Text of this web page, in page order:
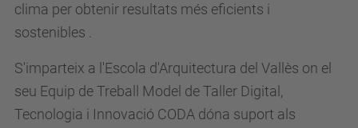
clima per obtenir resultats més eficients i
sostenibles .
S'imparteix a l'Escola d'Arquitectura del Vallès on el
seu Equip de Treball Model de Taller Digital,
Tecnologia i Innovació CODA dóna suport als